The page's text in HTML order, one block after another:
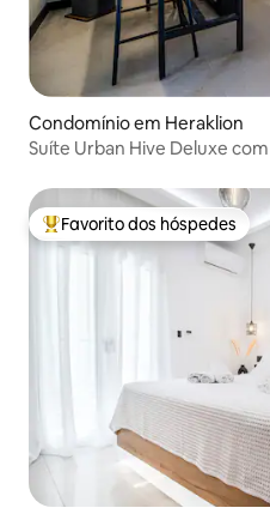
Condomínio em Heraklion
Suíte Urban Hive Deluxe
Favoritos dos hóspedes
Favorito dos hóspedes